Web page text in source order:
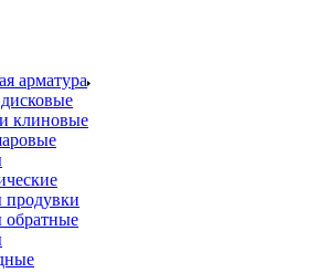
арматура
клиновые